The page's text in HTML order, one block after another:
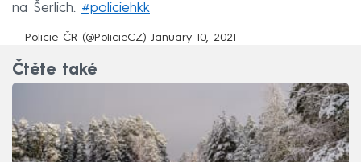
na Šerlich. #policiehkk
— Policie ČR (@PolicieCZ) January 10, 2021
Čtěte také